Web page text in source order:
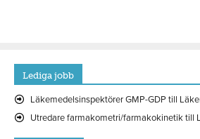
Lediga jobb
Läkemedelsinspektörer GMP-GDP till
Utredare farmakometri/farmakokinetik till